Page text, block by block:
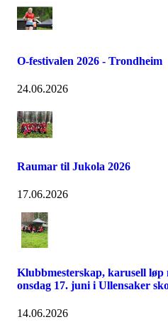
O-festivalen 2026 - Trondheim
24.06.2026
Raumar til Jukola 2026
17.06.2026
Klubbmesterskap, karusell løp
onsdag 17. juni i Ullensaker
14.06.2026